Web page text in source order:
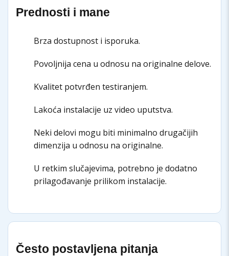
Prednosti i mane
Brza dostupnost i isporuka.
Povoljnija cena u odnosu na originalne delove.
Kvalitet potvrđen testiranjem.
Lakoća instalacije uz video uputstva.
Neki delovi mogu biti minimalno drugačijih
dimenzija u odnosu na originalne.
U retkim slučajevima, potrebno je dodatno
prilagođavanje prilikom instalacije.
Često postavljena pitanja